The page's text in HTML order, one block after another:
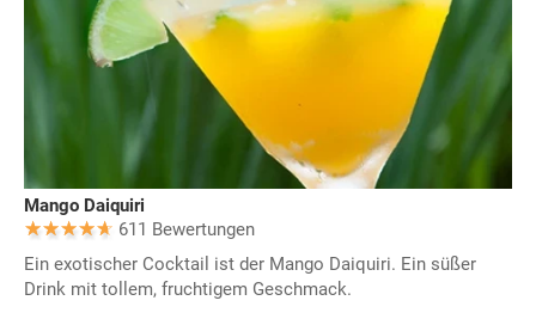
Mango Daiquiri
611 Bewertungen
Ein exotischer Cocktail ist der Mango Daiquiri. Ein süßer
Drink mit tollem, fruchtigem Geschmack.